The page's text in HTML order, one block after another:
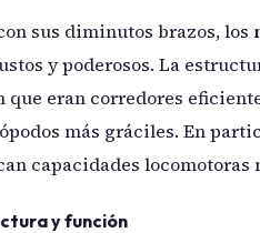
sus diminutos brazos, los
y poderosos. La
que eran corredores
más gráciles. En
capacidades locomotoras
y función